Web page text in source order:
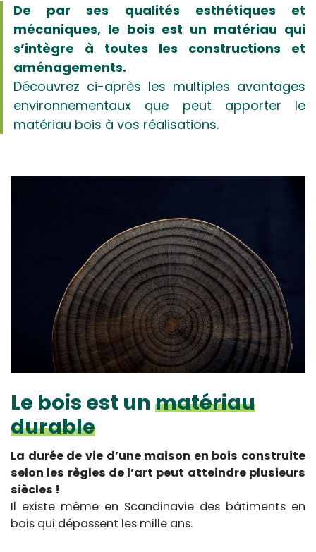
De par ses qualités esthétiques et
mécaniques, le bois est un matériau qui
s’intègre à toutes les constructions et
aménagements.
Découvrez ci-après les multiples avantages
environnementaux que peut apporter le
matériau bois à vos réalisations.
Le bois est un matériau
durable
La durée de vie d’une maison en bois construite
selon les règles de l’art peut atteindre plusieurs
siècles !
Il existe même en Scandinavie des bâtiments en
bois qui dépassent les mille ans.